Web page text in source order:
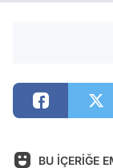
BU İÇERİĞE